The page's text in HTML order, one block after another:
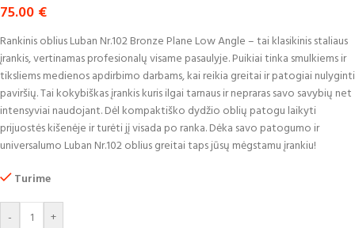
75.00 €
Rankinis oblius Luban Nr.102 Bronze Plane Low Angle – tai klasikinis staliaus
įrankis, vertinamas profesionalų visame pasaulyje. Puikiai tinka smulkiems ir
tiksliems medienos apdirbimo darbams, kai reikia greitai ir patogiai nulyginti
paviršių. Tai kokybiškas įrankis kuris ilgai tarnaus ir nepraras savo savybių net
intensyviai naudojant. Dėl kompaktiško dydžio oblių patogu laikyti
prijuostės kišenėje ir turėti jį visada po ranka. Dėka savo patogumo ir
universalumo Luban Nr.102 oblius greitai taps jūsų mėgstamu įrankiu!
Turime
- +